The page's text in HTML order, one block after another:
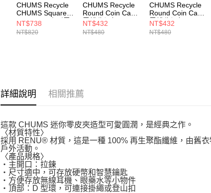
CHUMS Recycle
CHUMS Square
Coin Case方形零
錢包 Circus
CH604027Z402
NT$738
NT$820
CHUMS Recycle
Round Coin Case
零錢收納包
CH603573R018
NT$432
NT$480
CHUMS Recycle
Round Coin Case
零錢收納包
CH603573Z352
NT$432
NT$480
詳細說明 相關推薦
這款 CHUMS 迷你零皮夾造型可愛圓潤，是經典之作。
〈材質特性〉
採用 RENU® 材質，這是一種 100% 再生聚酯纖維，由舊
戶外活動。
〈產品規格〉
・主開口：拉鍊
・尺寸適中，可存放硬幣和智慧鑰匙
・方便存放無線耳機、眼藥水等小物件
・頂部：D 型環，可連接掛繩或登山扣